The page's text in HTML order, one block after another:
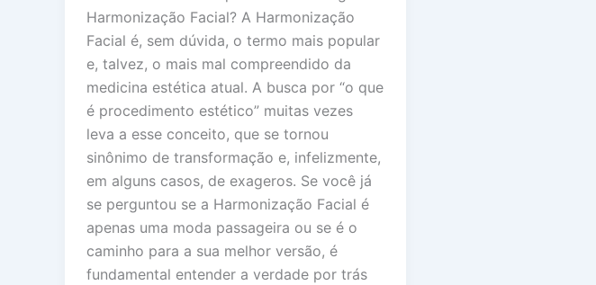
Harmonização Facial? A Harmonização
Facial é, sem dúvida, o termo mais popular
e, talvez, o mais mal compreendido da
medicina estética atual. A busca por “o que
é procedimento estético” muitas vezes
leva a esse conceito, que se tornou
sinônimo de transformação e, infelizmente,
em alguns casos, de exageros. Se você já
se perguntou se a Harmonização Facial é
apenas uma moda passageira ou se é o
caminho para a sua melhor versão, é
fundamental entender a verdade por trás